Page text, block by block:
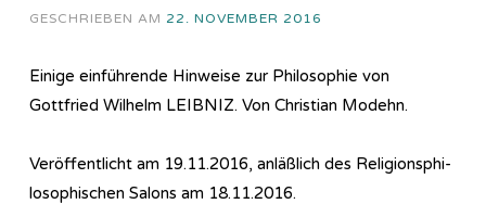
GESCHRIEBEN AM 22. NOVEMBER 2016
Einige einführende Hinweise zur Philosophie von
Gottfried Wilhelm LEIBNIZ. Von Christian Modehn.
Veröffentlicht am 19.11.2016, anläßlich des Re­li­gi­ons­phi­
lo­so­phi­sch­en Salons am 18.11.2016.